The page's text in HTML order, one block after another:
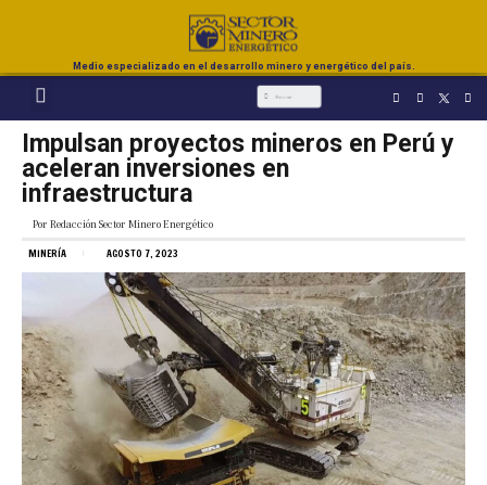
Medio especializado en el desarrollo minero y energético del país.
Impulsan proyectos mineros en Perú y
aceleran inversiones en
infraestructura
Por Redacción Sector Minero Energético
MINERÍA AGOSTO 7, 2023